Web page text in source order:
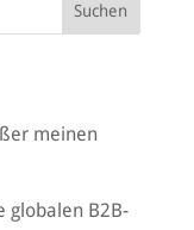
meinen
globalen B2B-